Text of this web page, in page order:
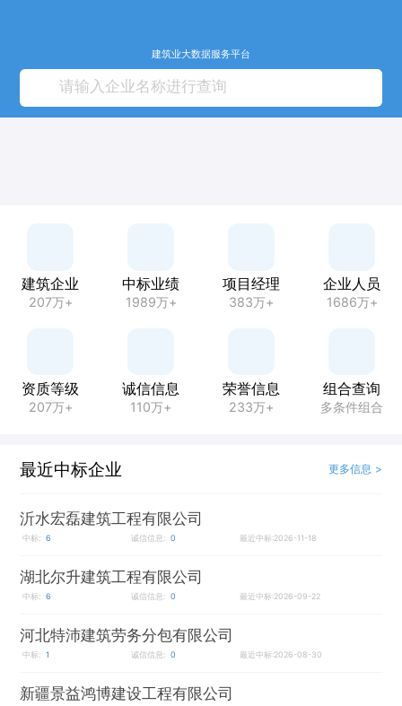
建筑业大数据服务平台
建筑企业
207万+
中标业绩
1989万+
项目经理
383万+
企业人员
1686万+
资质等级
207万+
诚信信息
110万+
荣誉信息
233万+
组合查询
多条件组合
最近中标企业 更多信息 >
沂水宏磊建筑工程有限公司
中标: 6 诚信信息: 0 最近中标:2026-11-18
湖北尔升建筑工程有限公司
中标: 6 诚信信息: 0 最近中标:2026-09-22
河北特沛建筑劳务分包有限公司
中标: 1 诚信信息: 0 最近中标:2026-08-30
新疆景益鸿博建设工程有限公司